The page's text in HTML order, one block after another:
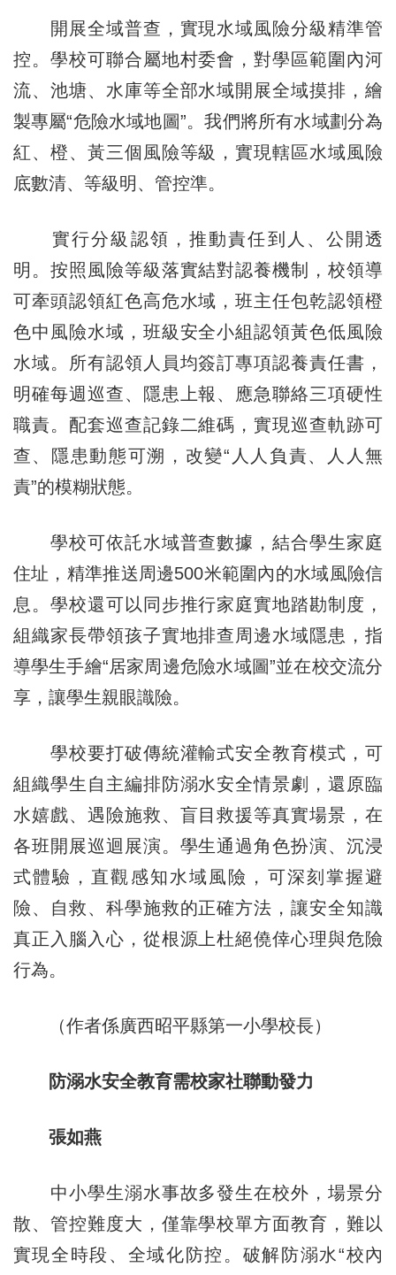
開展全域普查，實現水域風險分級精準管
控。學校可聯合屬地村委會，對學區範圍內河
流、池塘、水庫等全部水域開展全域摸排，繪
製專屬“危險水域地圖”。我們將所有水域劃分為
紅、橙、黃三個風險等級，實現轄區水域風險
底數清、等級明、管控準。
實行分級認領，推動責任到人、公開透
明。按照風險等級落實結對認養機制，校領導
可牽頭認領紅色高危水域，班主任包乾認領橙
色中風險水域，班級安全小組認領黃色低風險
水域。所有認領人員均簽訂專項認養責任書，
明確每週巡查、隱患上報、應急聯絡三項硬性
職責。配套巡查記錄二維碼，實現巡查軌跡可
查、隱患動態可溯，改變“人人負責、人人無
責”的模糊狀態。
學校可依託水域普查數據，結合學生家庭
住址，精準推送周邊500米範圍內的水域風險信
息。學校還可以同步推行家庭實地踏勘制度，
組織家長帶領孩子實地排查周邊水域隱患，指
導學生手繪“居家周邊危險水域圖”並在校交流分
享，讓學生親眼識險。
學校要打破傳統灌輸式安全教育模式，可
組織學生自主編排防溺水安全情景劇，還原臨
水嬉戲、遇險施救、盲目救援等真實場景，在
各班開展巡迴展演。學生通過角色扮演、沉浸
式體驗，直觀感知水域風險，可深刻掌握避
險、自救、科學施救的正確方法，讓安全知識
真正入腦入心，從根源上杜絕僥倖心理與危險
行為。
（作者係廣西昭平縣第一小學校長）
防溺水安全教育需校家社聯動發力
張如燕
中小學生溺水事故多發生在校外，場景分
散、管控難度大，僅靠學校單方面教育，難以
實現全時段、全域化防控。破解防溺水“校內